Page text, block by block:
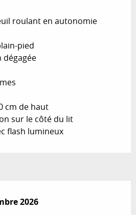
roulant en autonomie
pied
dégagée
cm de haut
sur le côté du lit
flash lumineux
au22 novembre 2026
2026